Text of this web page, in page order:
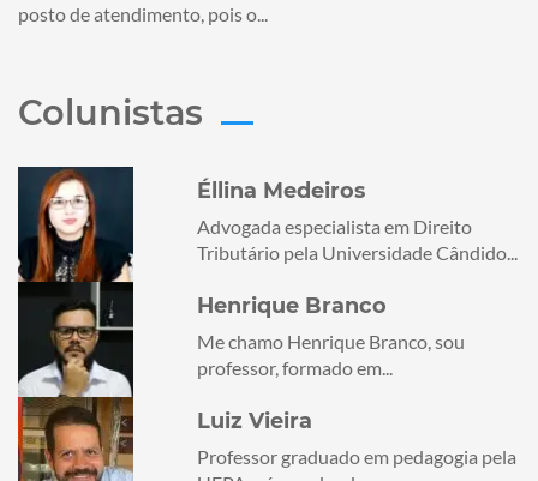
posto de atendimento, pois o...
Colunistas
Éllina Medeiros
Advogada especialista em Direito
Tributário pela Universidade Cândido...
Henrique Branco
Me chamo Henrique Branco, sou
professor, formado em...
Luiz Vieira
Professor graduado em pedagogia pela